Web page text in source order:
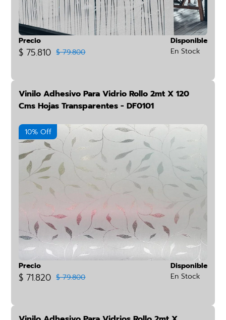
Precio
$ 75.810 $ 79.800
Disponible
En Stock
Vinilo Adhesivo Para Vidrio Rollo 2mt X 120
Cms Hojas Transparentes - DF0101
10% Off
Precio
$ 71.820 $ 79.800
Disponible
En Stock